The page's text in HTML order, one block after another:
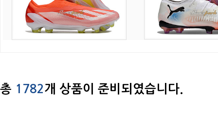
총 1782개 상품이 준비되였습니다.